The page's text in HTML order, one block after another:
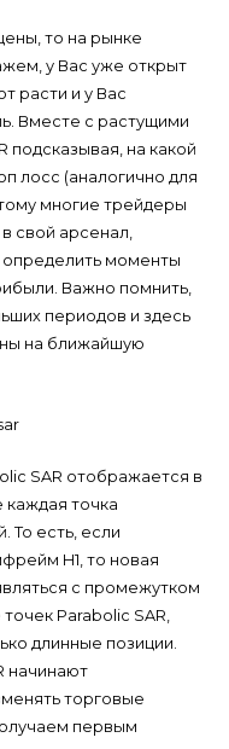
то на рынке
у Вас уже открыт
расти и у Вас
Вместе с растущими
подсказывая, на какой
лосс (аналогично для
многие трейдеры
свой арсенал,
определить моменты
Важно помнить,
периодов и здесь
на ближайшую
SAR отображается в
каждая точка
То есть, если
H1, то новая
с промежутком
Parabolic SAR,
длинные позиции.
начинают
торговые
первым